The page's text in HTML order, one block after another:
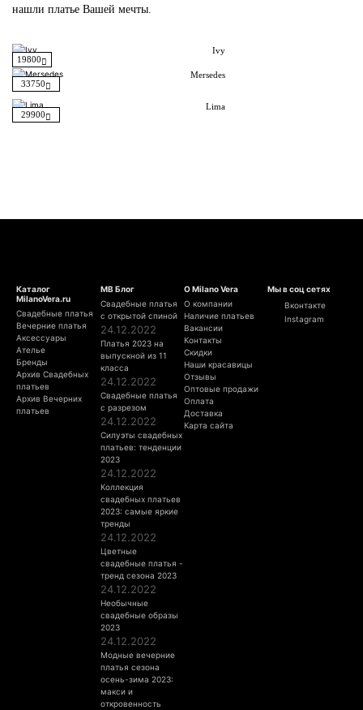
нашли платье Вашей мечты.
19800
Ivy
33750
Mersedes
29900
Lima
Каталог
MilanoVera.ru
Свадебные платья
Вечерние платья
Аксессуары
Ателье
Бренды
Архив Свадебных
платьев
Архив Вечерних
платьев
МВ Блог
Свадебные платья
с открытой спиной
24.12.2022
Платья 2023 на
выпускной из 11
класса
24.12.2022
Свадебные платья
с разрезом
24.12.2022
Силуэты свадебных
платьев: тенденции
2023
24.12.2022
Коллекция
свадебных платьев
2023: самые яркие
тренды
24.12.2022
Цветные
свадебные платья -
тренд сезона 2023
24.12.2022
Необычные
свадебные образы
2023
24.12.2022
Модные вечерние
платья сезона
осень-зима 2023:
макси и
откровенность
О Milano Vera
О компании
Наличие платьев
Вакансии
Контакты
Скидки
Наши красавицы
Отзывы
Оптовые продажи
Оплата
Доставка
Карта сайта
Мы в соц сетях
Вконтакте
Instagram